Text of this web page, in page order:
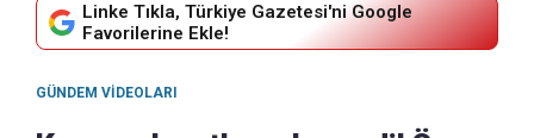
Linke Tıkla, Türkiye Gazetesi'ni Google
Favorilerine Ekle!
GÜNDEM VIDEOLARI